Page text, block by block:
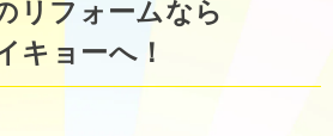
リフォームなら
キョーへ！